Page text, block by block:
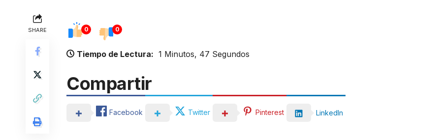
SHARE 0 0
Tiempo de Lectura: 1 Minutos, 47 Segundos
Compartir
Facebook Twitter Pinterest LinkedIn